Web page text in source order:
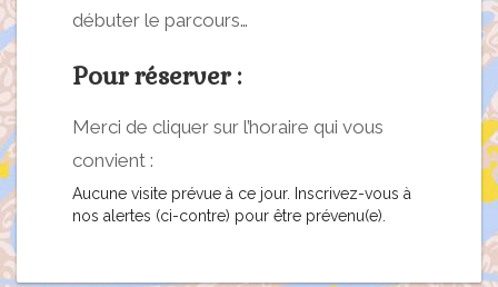
débuter le parcours…
Pour réserver :
Merci de cliquer sur l’horaire qui vous
convient :
Aucune visite prévue à ce jour. Inscrivez-vous à
nos alertes (ci-contre) pour être prévenu(e).